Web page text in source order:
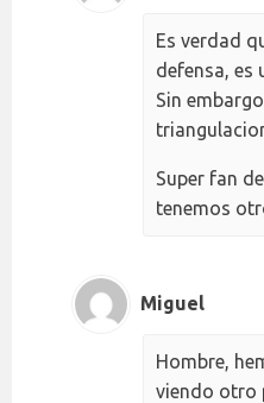
Es verdad
defensa, es
Sin
Super fan
tenemos
Miguel
Hombre,
viendo otro